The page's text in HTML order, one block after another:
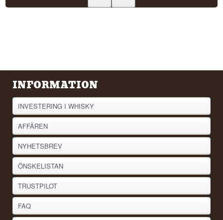
INFORMATION
INVESTERING I WHISKY
AFFÄREN
NYHETSBREV
ÖNSKELISTAN
TRUSTPILOT
FAQ